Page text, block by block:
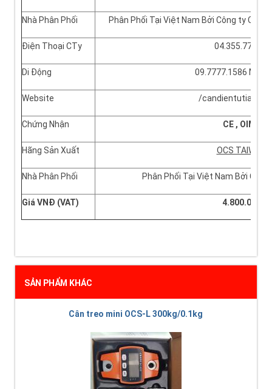
Nhà Phân Phối Phân Phối Tại Việt Nam Bởi Công ty Cổ
Điện Thoại CTy 04.355.77.270
Di Động 09.7777.1586 Ms
Website /
Chứng Nhận CE , OIML
Hãng Sản Xuất OCS TAIWAN
Nhà Phân Phối Phân Phối Tại Việt Nam Bởi
Giá VNĐ (VAT) 4.800.000
SẢN PHẨM KHÁC
Cân treo mini OCS-L 300kg/0.1kg